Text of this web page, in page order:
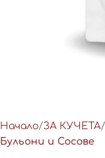
Начало ЗА КУЧЕТА
Бульони и Сосове